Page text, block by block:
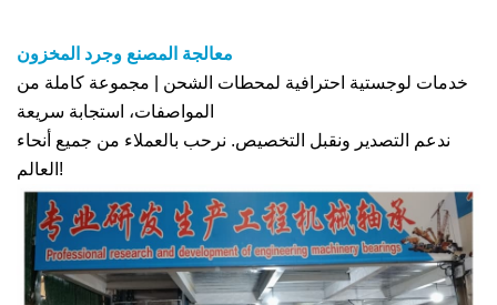
معالجة المصنع وجرد المخزون
خدمات لوجستية احترافية لمحطات الشحن | مجموعة كاملة من
المواصفات، استجابة سريعة
ندعم التصدير ونقبل التخصيص. نرحب بالعملاء من جميع أنحاء
العالم!